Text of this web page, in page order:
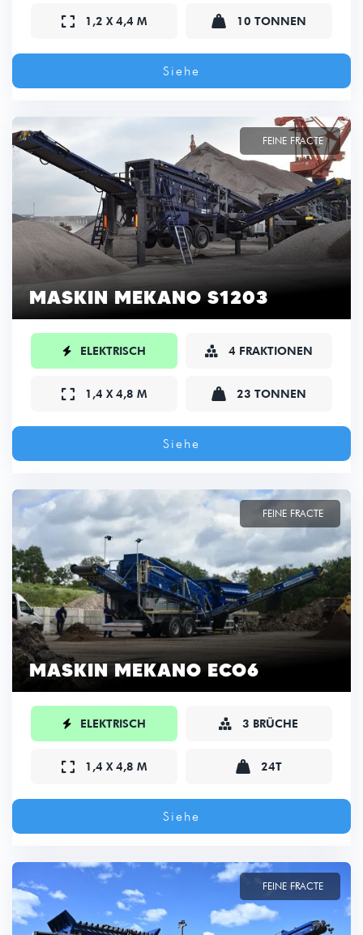
 1,2 X 4,4 M  10 TONNEN
Siehe
FEINE FRACTE
MASKIN MEKANO S1203
 ELEKTRISCH  4 FRAKTIONEN
 1,4 X 4,8 M  23 TONNEN
Siehe
FEINE FRACTE
MASKIN MEKANO ECO6
 ELEKTRISCH  3 BRÜCHE
 1,4 X 4,8 M  24T
Siehe
FEINE FRACTE